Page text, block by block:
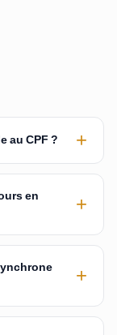
au CPF ? +
en
+
+